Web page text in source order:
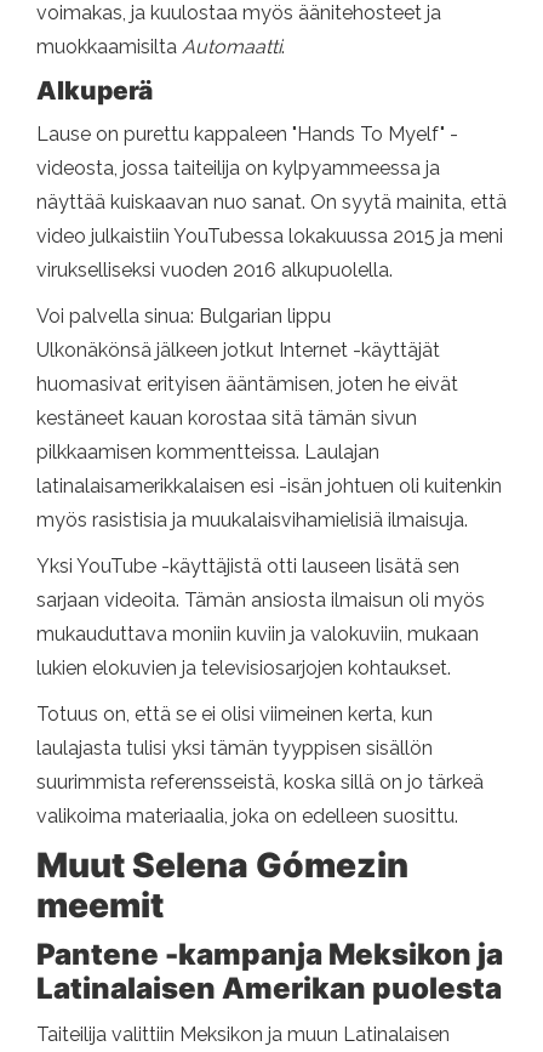
voimakas, ja kuulostaa myös äänitehosteet ja
muokkaamisilta Automaatti.
Alkuperä
Lause on purettu kappaleen "Hands To Myelf" -
videosta, jossa taiteilija on kylpyammeessa ja
näyttää kuiskaavan nuo sanat. On syytä mainita, että
video julkaistiin YouTubessa lokakuussa 2015 ja meni
virukselliseksi vuoden 2016 alkupuolella.
Voi palvella sinua: Bulgarian lippu
Ulkonäkönsä jälkeen jotkut Internet -käyttäjät
huomasivat erityisen ääntämisen, joten he eivät
kestäneet kauan korostaa sitä tämän sivun
pilkkaamisen kommentteissa. Laulajan
latinalaisamerikkalaisen esi -isän johtuen oli kuitenkin
myös rasistisia ja muukalaisvihamielisiä ilmaisuja.
Yksi YouTube -käyttäjistä otti lauseen lisätä sen
sarjaan videoita. Tämän ansiosta ilmaisun oli myös
mukauduttava moniin kuviin ja valokuviin, mukaan
lukien elokuvien ja televisiosarjojen kohtaukset.
Totuus on, että se ei olisi viimeinen kerta, kun
laulajasta tulisi yksi tämän tyyppisen sisällön
suurimmista referensseistä, koska sillä on jo tärkeä
valikoima materiaalia, joka on edelleen suosittu.
Muut Selena Gómezin
meemit
Pantene -kampanja Meksikon ja
Latinalaisen Amerikan puolesta
Taiteilija valittiin Meksikon ja muun Latinalaisen